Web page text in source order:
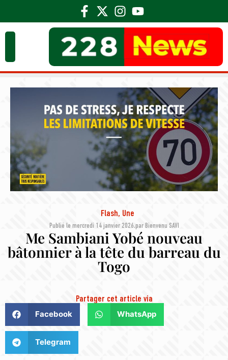
Flash, Une
Publié le mercredi 14 janvier 2026,parBienvenu SAVI
Me Sambiani Yobé nouveau
bâtonnier à la tête du barreau du
Togo
Partager cet article via
Facebook WhatsApp
Telegram